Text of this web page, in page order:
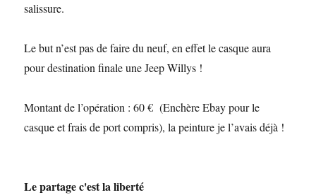
salissure.
Le but n’est pas de faire du neuf, en effet le casque aura
pour destination finale une Jeep Willys !
Montant de l’opération : 60 € (Enchère Ebay pour le
casque et frais de port compris), la peinture je l’avais déjà !
Le partage c'est la liberté